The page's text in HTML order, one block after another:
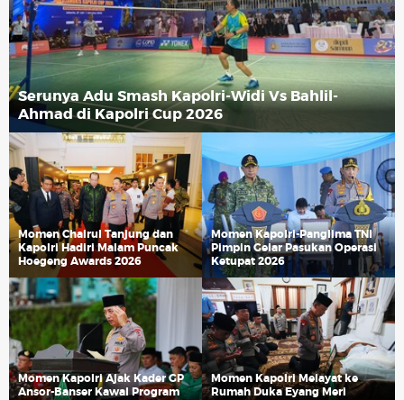
Serunya Adu Smash Kapolri-Widi Vs Bahlil-
Ahmad di Kapolri Cup 2026
Momen Chairul Tanjung dan
Kapolri Hadiri Malam Puncak
Hoegeng Awards 2026
Momen Kapolri-Panglima TNI
Pimpin Gelar Pasukan Operasi
Ketupat 2026
Momen Kapolri Ajak Kader GP
Ansor-Banser Kawal Program
Momen Kapolri Melayat ke
Rumah Duka Eyang Meri